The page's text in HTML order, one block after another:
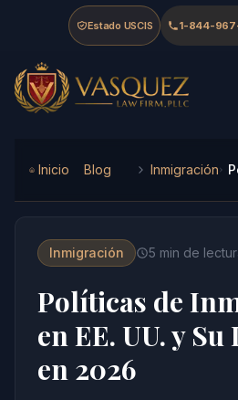
Skip to main content
Skip to navigation
Skip to footer
Estado USCIS 1-844-
Vasquez Law Firm - Home
Inicio Blog Inmigración
Inmigración 5 min de
Políticas de
en EE. UU. y
en 2026